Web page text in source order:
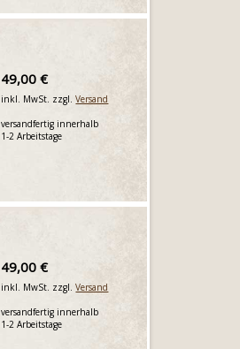
49,00 €
inkl. MwSt. zzgl.Versand
versandfertig innerhalb
1-2 Arbeitstage
49,00 €
inkl. MwSt. zzgl.Versand
versandfertig innerhalb
1-2 Arbeitstage